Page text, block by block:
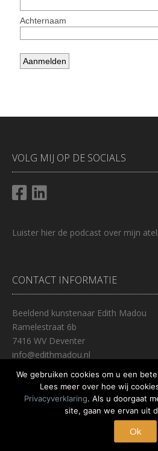
VOLG MIJ OP DE SOCIALS
Luister hier de podcast over mijn
CONTACT INFORMATIE
Beeldend kunstenaar Edith Madou
Ramelestraat 6b
7416 WV Deventer
info@edithmadou.nl
PRIVACY
We gebruiken cookies om u een
Lees meer over hoe wij
Privacyverklaring. Als u doorgaat
site, gaan we ervan uit
Ok